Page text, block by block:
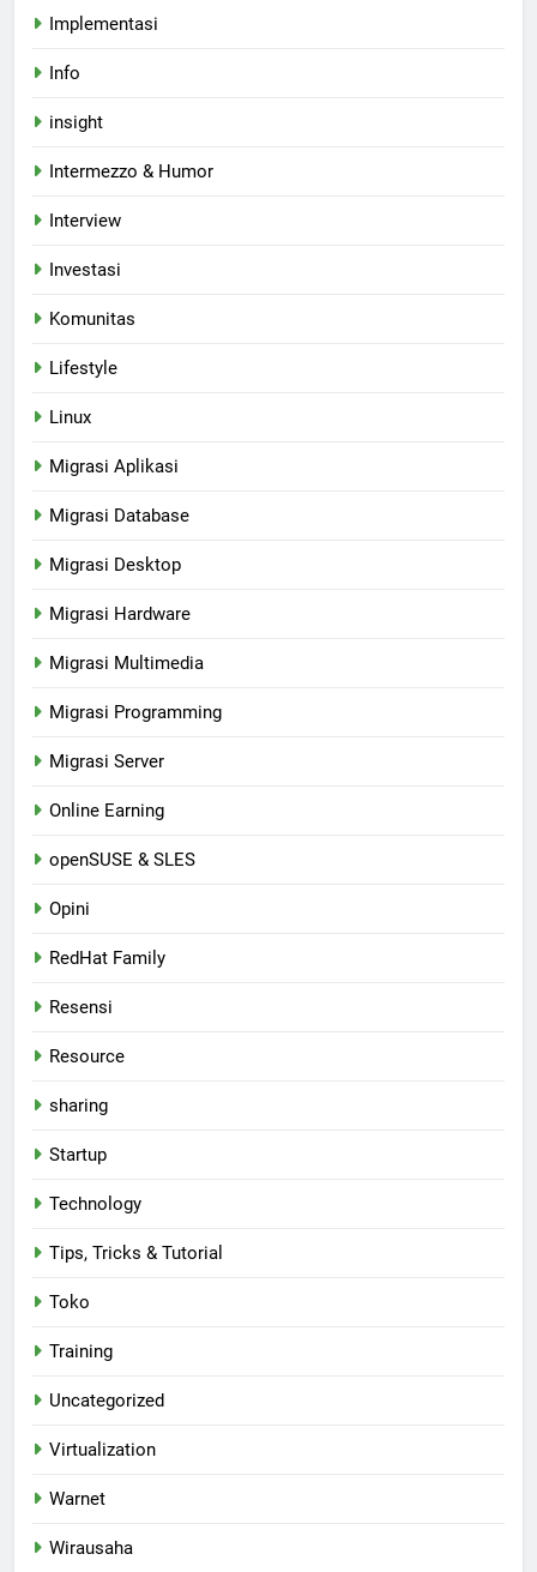
Implementasi
Info
insight
Intermezzo & Humor
Interview
Investasi
Komunitas
Lifestyle
Linux
Migrasi Aplikasi
Migrasi Database
Migrasi Desktop
Migrasi Hardware
Migrasi Multimedia
Migrasi Programming
Migrasi Server
Online Earning
openSUSE & SLES
Opini
RedHat Family
Resensi
Resource
sharing
Startup
Technology
Tips, Tricks & Tutorial
Toko
Training
Uncategorized
Virtualization
Warnet
Wirausaha